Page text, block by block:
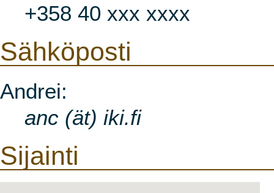
+358 40 xxx xxxx
Sähköposti
Andrei:
anc (ät) iki.fi
Sijainti